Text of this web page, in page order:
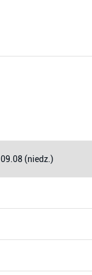
09.08 (niedz.)